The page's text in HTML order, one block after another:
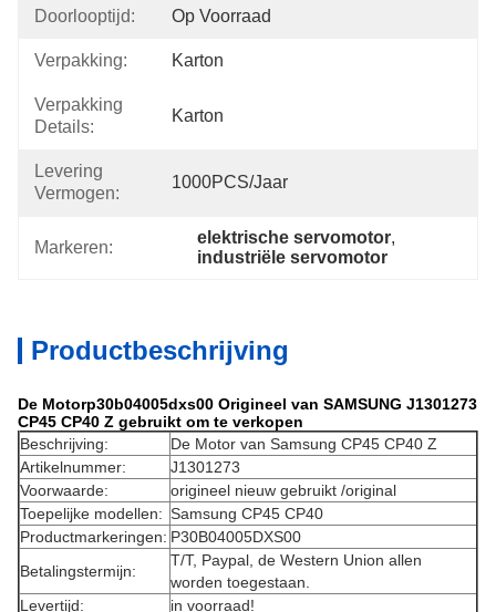
Doorlooptijd: Op Voorraad
Verpakking: Karton
Verpakking
Details:
Karton
Levering
Vermogen:
1000PCS/jaar
Markeren:
elektrische servomotor,
industriële servomotor
Productbeschrijving
De Motorp30b04005dxs00 Origineel van SAMSUNG J1301273
CP45 CP40 Z gebruikt om te verkopen
Beschrijving:
De Motor van Samsung CP45 CP40 Z
Artikelnummer:
J1301273
Voorwaarde:
origineel nieuw gebruikt /original
Toepelijke modellen: Samsung CP45 CP40
Productmarkeringen: P30B04005DXS00
Betalingstermijn:
T/T, Paypal, de Western Union allen
worden toegestaan.
Levertijd:
in voorraad!